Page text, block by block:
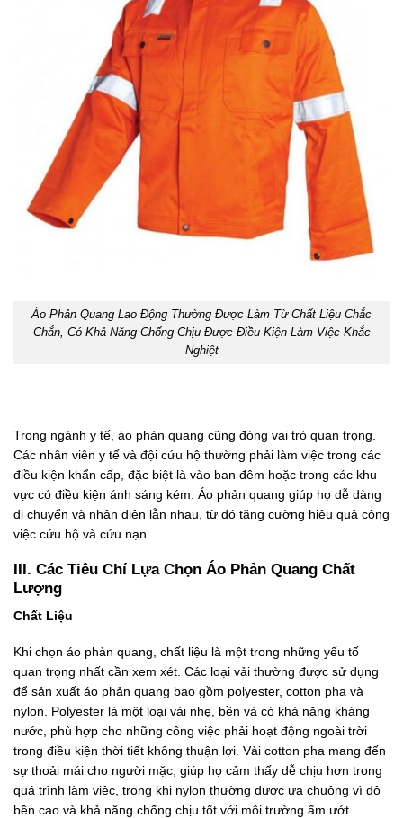
Áo Phản Quang Lao Động Thường Được Làm Từ Chất Liệu Chắc
Chắn, Có Khả Năng Chống Chịu Được Điều Kiện Làm Việc Khắc
Nghiệt
Trong ngành y tế, áo phản quang cũng đóng vai trò quan trọng.
Các nhân viên y tế và đội cứu hộ thường phải làm việc trong các
điều kiện khẩn cấp, đặc biệt là vào ban đêm hoặc trong các khu
vực có điều kiện ánh sáng kém. Áo phản quang giúp họ dễ dàng
di chuyển và nhận diện lẫn nhau, từ đó tăng cường hiệu quả công
việc cứu hộ và cứu nạn.
III. Các Tiêu Chí Lựa Chọn Áo Phản Quang Chất
Lượng
Chất Liệu
Khi chọn áo phản quang, chất liệu là một trong những yếu tố
quan trọng nhất cần xem xét. Các loại vải thường được sử dụng
để sản xuất áo phản quang bao gồm polyester, cotton pha và
nylon. Polyester là một loại vải nhẹ, bền và có khả năng kháng
nước, phù hợp cho những công việc phải hoạt động ngoài trời
trong điều kiện thời tiết không thuận lợi. Vải cotton pha mang đến
sự thoải mái cho người mặc, giúp họ cảm thấy dễ chịu hơn trong
quá trình làm việc, trong khi nylon thường được ưa chuộng vì độ
bền cao và khả năng chống chịu tốt với môi trường ẩm ướt.